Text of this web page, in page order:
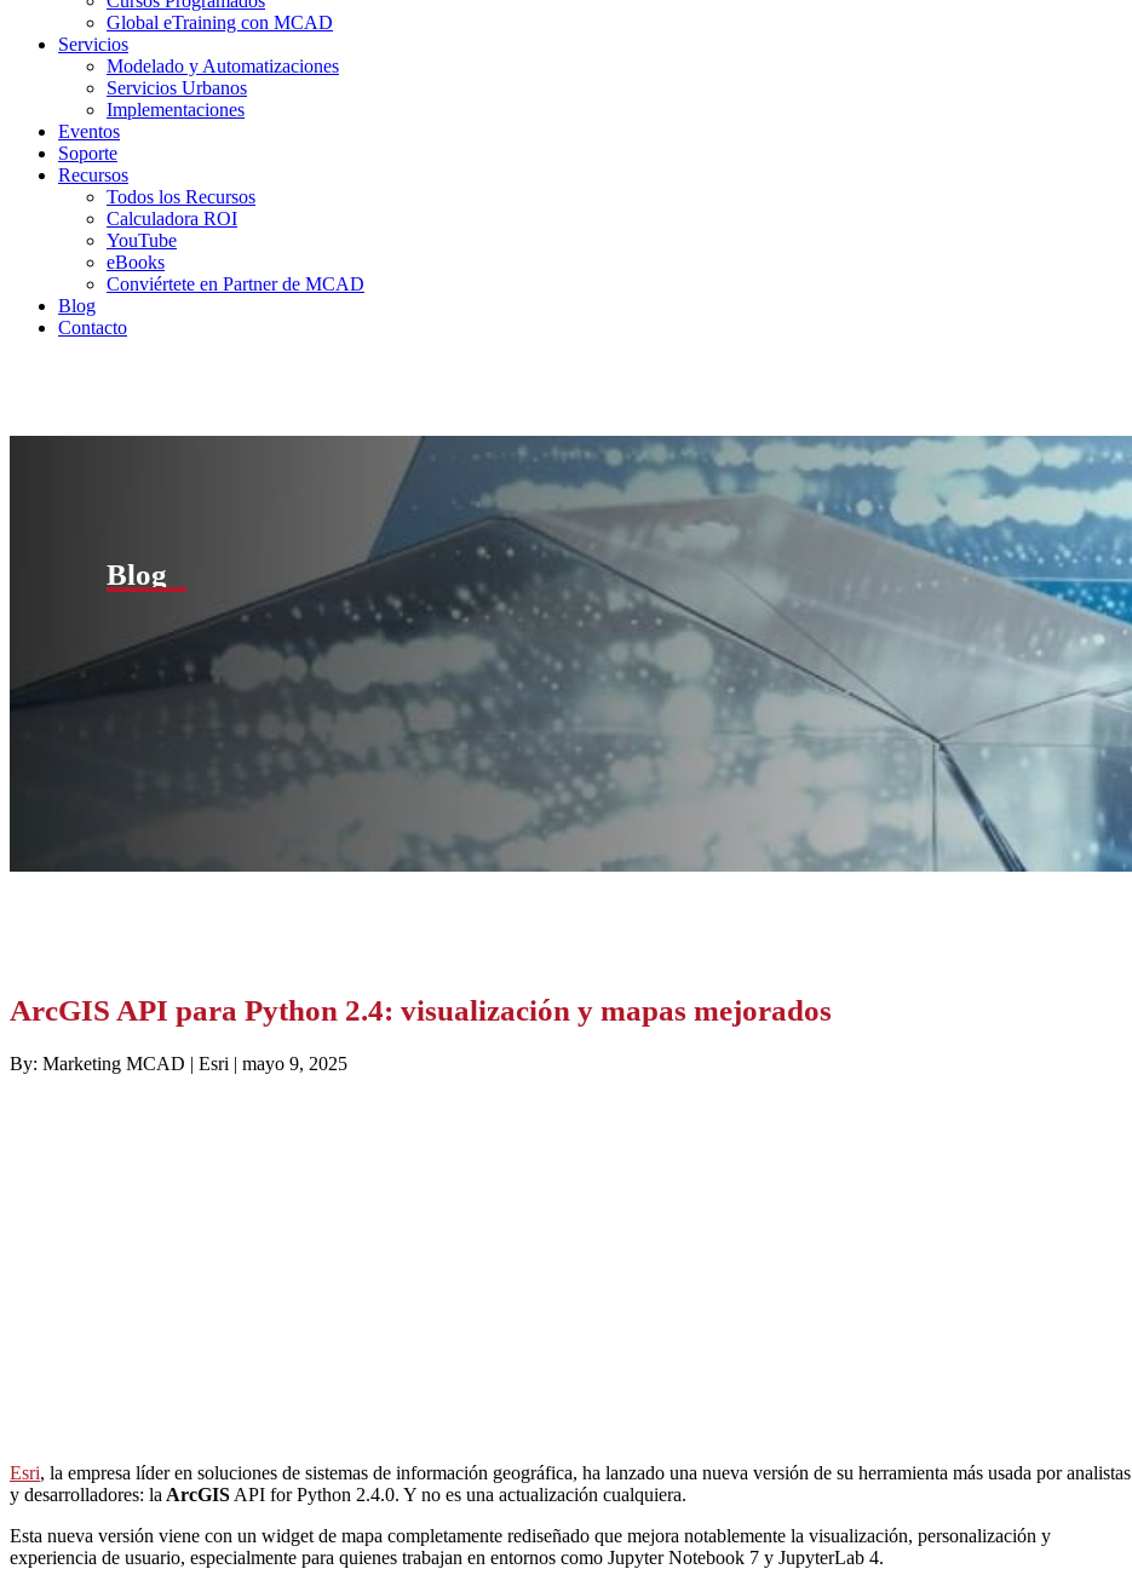
Global eTraining con MCAD
Servicios
Modelado y Automatizaciones
Servicios Urbanos
Implementaciones
Eventos
Soporte
Recursos
Todos los Recursos
Calculadora ROI
YouTube
eBooks
Conviértete en Partner de MCAD
Blog
Contacto
Blog
ArcGIS API para Python 2.4: visualización y mapas mejorados
By: Marketing MCAD | Esri | mayo 9, 2025
Esri, la empresa líder en soluciones de sistemas de información geográfica, ha lanzado una nueva versión de su herramienta más usada por analistas
y desarrolladores: la ArcGIS API for Python 2.4.0. Y no es una actualización cualquiera.
Esta nueva versión viene con un widget de mapa completamente rediseñado que mejora notablemente la visualización, personalización y
experiencia de usuario, especialmente para quienes trabajan en entornos como Jupyter Notebook 7 y JupyterLab 4.